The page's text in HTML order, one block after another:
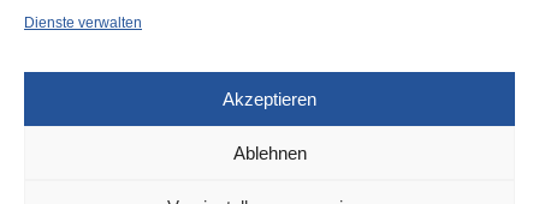
Dienste verwalten
Akzeptieren
Ablehnen
Es ist eine der vielen skandalösen Entwicklungen in diesem Land: